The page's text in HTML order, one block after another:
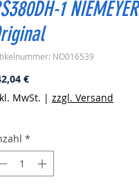
1 NIEMEYER
NO016539
€Preis
MwSt. | zzgl. Versand
*